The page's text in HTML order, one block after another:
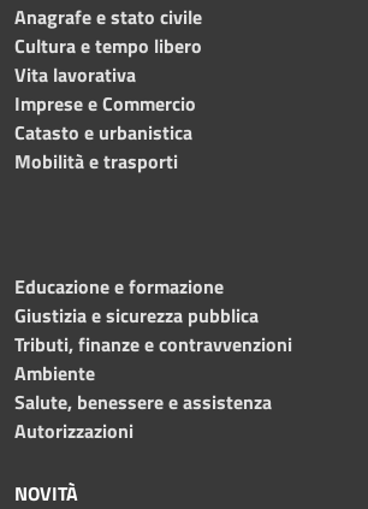
Anagrafe e stato civile
Cultura e tempo libero
Vita lavorativa
Imprese e Commercio
Catasto e urbanistica
Mobilità e trasporti
Educazione e formazione
Giustizia e sicurezza pubblica
Tributi, finanze e contravvenzioni
Ambiente
Salute, benessere e assistenza
Autorizzazioni
NOVITÀ